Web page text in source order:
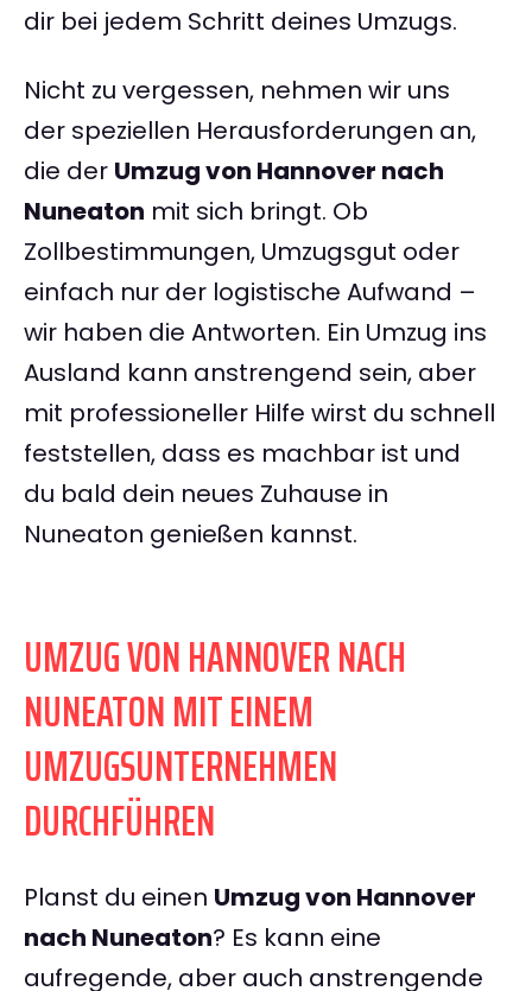
dir bei jedem Schritt deines Umzugs.
Nicht zu vergessen, nehmen wir uns
der speziellen Herausforderungen an,
die der Umzug von Hannover nach
Nuneaton mit sich bringt. Ob
Zollbestimmungen, Umzugsgut oder
einfach nur der logistische Aufwand –
wir haben die Antworten. Ein Umzug ins
Ausland kann anstrengend sein, aber
mit professioneller Hilfe wirst du schnell
feststellen, dass es machbar ist und
du bald dein neues Zuhause in
Nuneaton genießen kannst.
UMZUG VON HANNOVER NACH
NUNEATON MIT EINEM
UMZUGSUNTERNEHMEN
DURCHFÜHREN
Planst du einen Umzug von Hannover
nach Nuneaton? Es kann eine
aufregende, aber auch anstrengende